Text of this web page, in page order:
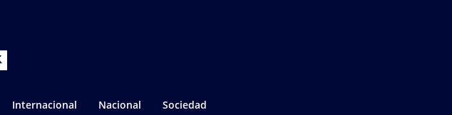
Internacional Nacional Sociedad